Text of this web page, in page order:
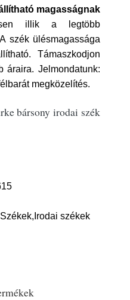
magasságnak
illik a legtöbb
A szék ülésmagassága
Támaszkodjon
áraira. Jelmondatunk:
megközelítés.
bársony irodai szék
székek